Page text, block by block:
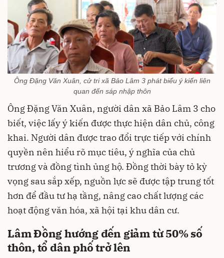
Ông Đặng Văn Xuân, cử tri xã Bảo Lâm 3 phát biểu ý kiến liên
quan đến sáp nhập thôn
Ông Đặng Văn Xuân, người dân xã Bảo Lâm 3 cho
biết, việc lấy ý kiến được thực hiện dân chủ, công
khai. Người dân được trao đổi trực tiếp với chính
quyền nên hiểu rõ mục tiêu, ý nghĩa của chủ
trương và đồng tình ủng hộ. Đồng thời bày tỏ kỳ
vọng sau sắp xếp, nguồn lực sẽ được tập trung tốt
hơn để đầu tư hạ tầng, nâng cao chất lượng các
hoạt động văn hóa, xã hội tại khu dân cư.
Lâm Đồng hướng đến giảm từ 50% số
thôn, tổ dân phố trở lên